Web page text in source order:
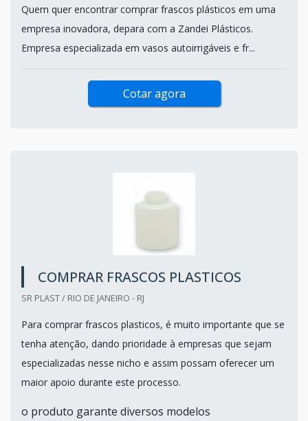
Quem quer encontrar comprar frascos plásticos em uma
empresa inovadora, depara com a Zandei Plásticos.
Empresa especializada em vasos autoirrigáveis e fr...
Cotar agora
COMPRAR FRASCOS PLASTICOS
SR PLAST / RIO DE JANEIRO - RJ
Para comprar frascos plasticos, é muito importante que se
tenha atenção, dando prioridade à empresas que sejam
especializadas nesse nicho e assim possam oferecer um
maior apoio durante este processo.
o produto garante diversos modelos